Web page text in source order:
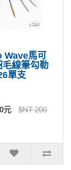
Wave馬可
毛線筆勾勒
單支
元
$NT 200